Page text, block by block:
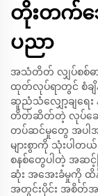
တိုးတက်သ
ပညာ
အသံတိတ် လျှပ်စစ်ဓ
ထုတ်လုပ်ရာတွင် စံချိ
ဆူညံသံလျှော့ချရေ
တိတ်ဆိတ်တဲ့ လုပ်ဆေ
တပ်ဆင်မှုတွေ အပါအ
များစွာကို သုံးပါ
စနစ်တွေပါတဲ့ အဆင့်
ဆုံး အအေးခံမှုကို ထိ
အတွင်းပိုင်း အစိတ်အ